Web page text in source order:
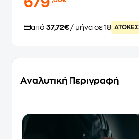
679
από 37,72€ / μήνα σε 18 ATOKEΣ
Αναλυτική Περιγραφή